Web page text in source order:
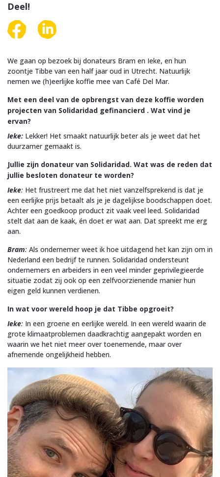
Deel!
We gaan op bezoek bij donateurs Bram en Ieke, en hun
zoontje Tibbe van een half jaar oud in Utrecht. Natuurlijk
nemen we (h)eerlijke koffie mee van Café Del Mar.
Met een deel van de opbrengst van deze koffie worden
projecten van Solidaridad gefinancierd . Wat vind je
ervan?
Ieke: Lekker! Het smaakt natuurlijk beter als je weet dat het
duurzamer gemaakt is.
Jullie zijn donateur van Solidaridad. Wat was de reden dat
jullie besloten donateur te worden?
Ieke: Het frustreert me dat het niet vanzelfsprekend is dat je
een eerlijke prijs betaalt als je je dagelijkse boodschappen doet.
Achter een goedkoop product zit vaak veel leed. Solidaridad
stelt dat aan de kaak, én doet er wat aan. Dat spreekt me erg
aan.
Bram: Als ondernemer weet ik hoe uitdagend het kan zijn om in
Nederland een bedrijf te runnen. Solidaridad ondersteunt
ondernemers en arbeiders in een veel minder geprivilegieerde
situatie zodat zij ook op een zelfvoorzienende manier hun
eigen geld kunnen verdienen.
In wat voor wereld hoop je dat Tibbe opgroeit?
Ieke: In een groene en eerlijke wereld. In een wereld waarin de
grote klimaatproblemen daadkrachtig aangepakt worden en
waarin we het niet meer over toenemende, maar over
afnemende ongelijkheid hebben.